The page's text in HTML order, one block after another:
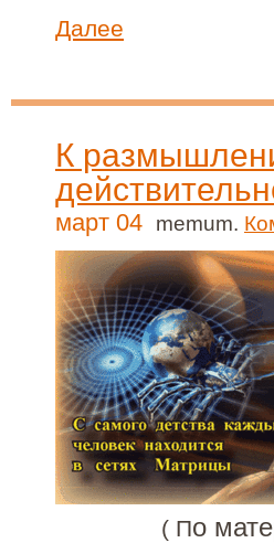
Далее
К
март 04 memum.
( По